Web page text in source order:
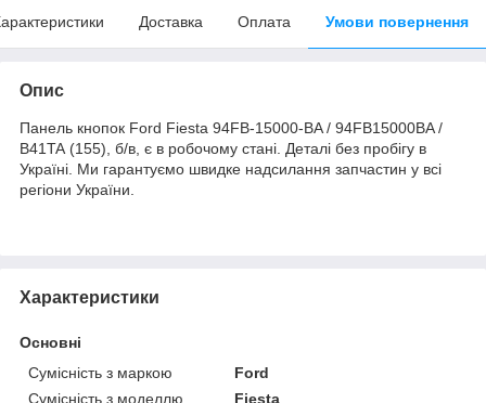
Доставка Оплата Умови повернення
Опис
Панель кнопок Ford Fiesta 94FB-15000-BA / 94FB15000BA /
B41TA (155), б/в, є в робочому стані. Деталі без пробігу в
Україні. Ми гарантуємо швидке надсилання запчастин у всі
регіони України.
Характеристики
Основні
Сумісність з маркою
Ford
Сумісність з моделлю
Fiesta